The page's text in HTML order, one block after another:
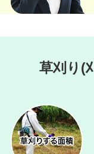
草刈り(